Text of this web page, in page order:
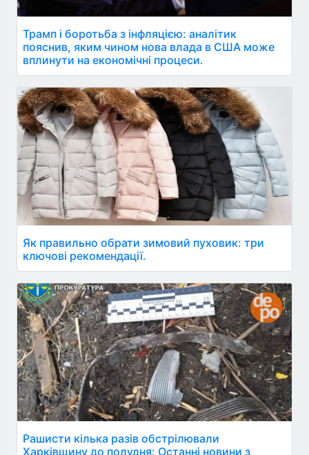
Трамп і боротьба з інфляцією: аналітик
пояснив, яким чином нова влада в США може
вплинути на економічні процеси.
Як правильно обрати зимовий пуховик: три
ключові рекомендації.
Рашисти кілька разів обстрілювали
Харківщину до полудня: Останні новини з